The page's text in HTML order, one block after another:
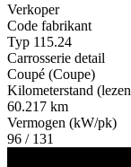
Verkoper
Code fabrikant
Typ 115.24
Carrosserie detail
Coupé (Coupe)
Kilometerstand
60.217 km
Vermogen (kW/pk)
96 / 131